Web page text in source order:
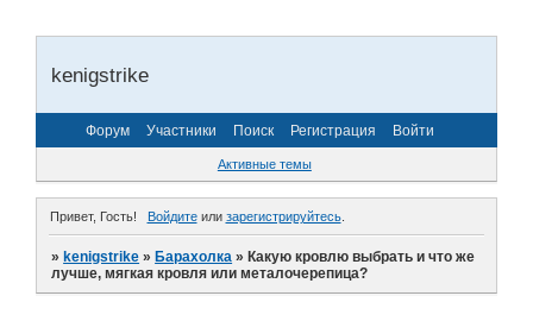
kenigstrike
Форум Участники Поиск Регистрация Войти
Активные темы
Привет, Гость! Войдитеили зарегистрируйтесь.
»kenigstrike »Барахолка »Какую кровлю выбрать и что же
лучше, мягкая кровля или металочерепица?